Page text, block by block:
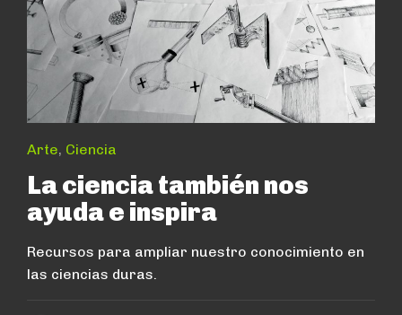
Arte, Ciencia
La ciencia también nos
ayuda e inspira
Recursos para ampliar nuestro conocimiento en
las ciencias duras.